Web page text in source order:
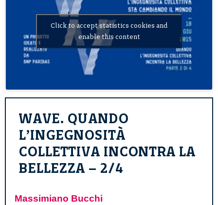
Click to accept statistics cookies and
enable this content
WAVE. QUANDO
L’INGEGNOSITÀ
COLLETTIVA INCONTRA LA
BELLEZZA – 2/4
Massimiano Bucchi